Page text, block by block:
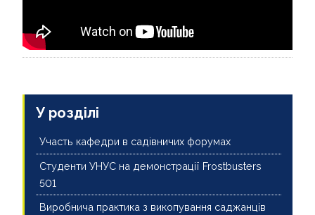
У розділі
Участь кафедри в садівничих форумах
Студенти УНУС на демонстрації Frostbusters
501
Виробнича практика з викопування саджанців